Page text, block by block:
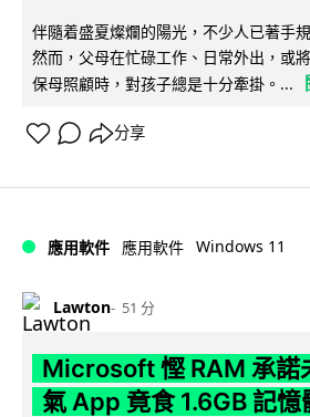
伴隨着盛夏燦爛的陽光，不少人已著手
然而，父母在忙碌工作、日常外出，或
保母照顧時，對孩子總是十分牽掛。...
分享
應用軟件 應用軟件 Windows 11
Lawton 51 分
Microsoft 慳 RAM 承諾
氣 App 竟食 1.6GB 記憶